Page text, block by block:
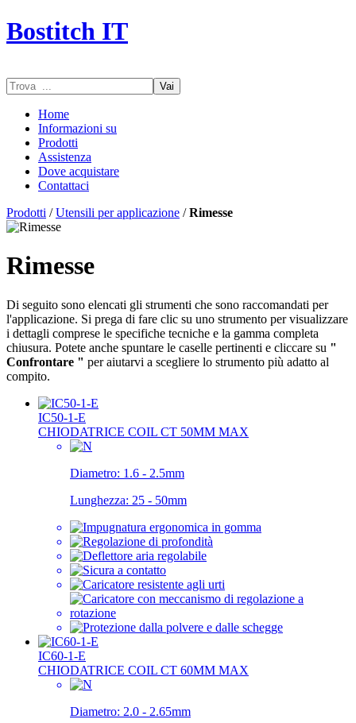
Bostitch IT
Vai
Home
Informazioni su
Prodotti
Assistenza
Dove acquistare
Contattaci
Prodotti /Utensili per applicazione /Rimesse
Rimesse
Di seguito sono elencati gli strumenti che sono raccomandati per
l'applicazione. Si prega di fare clic su uno strumento per visualizzare
i dettagli comprese le specifiche tecniche e la gamma completa
chiusura. Potete anche spuntare le caselle pertinenti e cliccare su "
Confrontare " per aiutarvi a scegliere lo strumento più adatto al
compito.
IC50-1-E
CHIODATRICE COIL CT 50MM MAX
Diametro: 1.6 - 2.5mm
Lunghezza: 25 - 50mm
IC60-1-E
CHIODATRICE COIL CT 60MM MAX
Diametro: 2.0 - 2.65mm